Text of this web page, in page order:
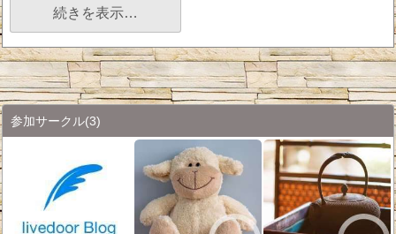
続きを表示…
参加サークル(3)